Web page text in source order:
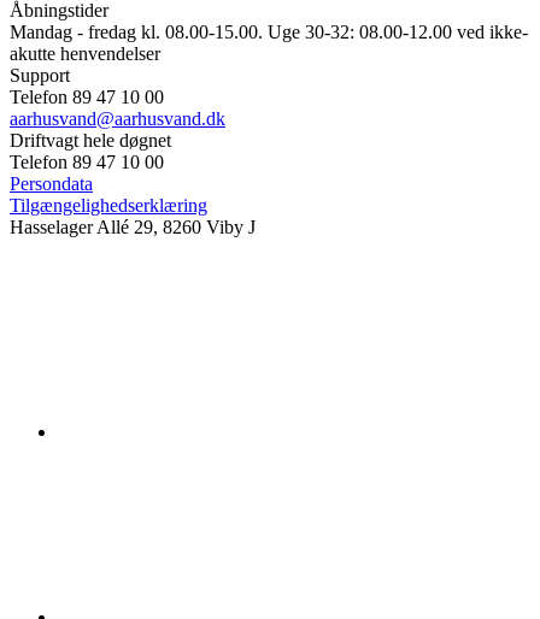
Åbningstider
Mandag - fredag kl. 08.00-15.00. Uge 30-32: 08.00-12.00 ved ikke-
akutte henvendelser
Support
Telefon 89 47 10 00
aarhusvand@aarhusvand.dk
Driftvagt hele døgnet
Telefon 89 47 10 00
Persondata
Tilgængelighedserklæring
Hasselager Allé 29, 8260 Viby J